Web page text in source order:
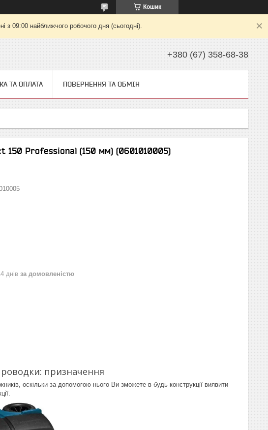
Кошик
з 09:00 найближчого робочого дня (сьогодні).
+380 (67) 358-68-38
ТА ОПЛАТА ПОВЕРНЕННЯ ТА ОБМІН
150 Professional (150 мм) (0601010005)
днів за домовленістю
: призначення
оскільки за допомогою нього Ви зможете в будь конструкції виявити